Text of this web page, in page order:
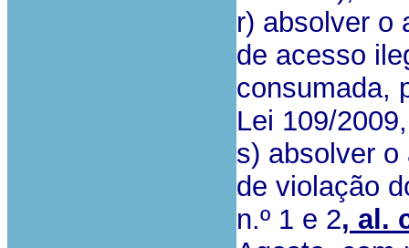
r) absolver o
de acesso
consumada,
Lei 109/
s) absolver
de violação
n.º 1 e 2, al.